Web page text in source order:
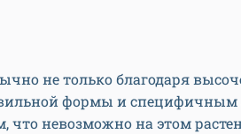
не только благодаря
формы и специфичным
что невозможно на этом